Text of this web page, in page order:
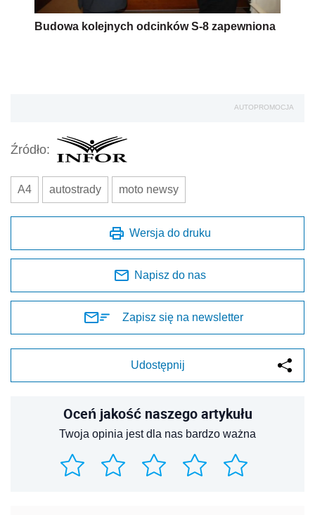
Budowa kolejnych odcinków S-8 zapewniona
AUTOPROMOCJA
Źródło:
A4 autostrady moto newsy
Wersja do druku
Napisz do nas
Zapisz się na newsletter
Udostępnij
Oceń jakość naszego artykułu
Twoja opinia jest dla nas bardzo ważna